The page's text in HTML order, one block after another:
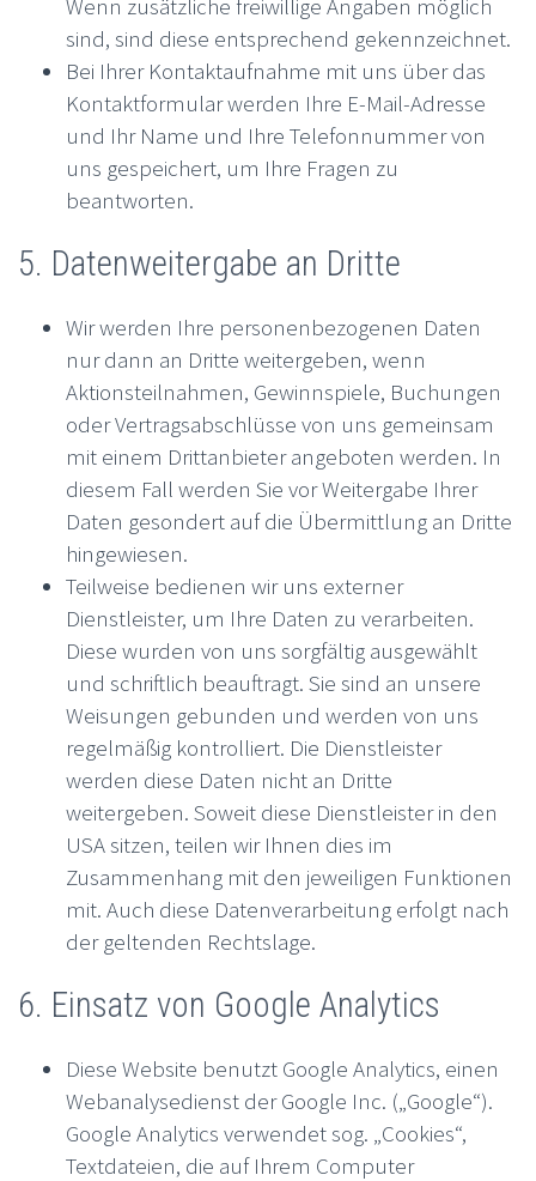
Wenn zusätzliche freiwillige Angaben möglich
sind, sind diese entsprechend gekennzeichnet.
Bei Ihrer Kontaktaufnahme mit uns über das
Kontaktformular werden Ihre E-Mail-Adresse
und Ihr Name und Ihre Telefonnummer von
uns gespeichert, um Ihre Fragen zu
beantworten.
5. Datenweitergabe an Dritte
Wir werden Ihre personenbezogenen Daten
nur dann an Dritte weitergeben, wenn
Aktionsteilnahmen, Gewinnspiele, Buchungen
oder Vertragsabschlüsse von uns gemeinsam
mit einem Drittanbieter angeboten werden. In
diesem Fall werden Sie vor Weitergabe Ihrer
Daten gesondert auf die Übermittlung an Dritte
hingewiesen.
Teilweise bedienen wir uns externer
Dienstleister, um Ihre Daten zu verarbeiten.
Diese wurden von uns sorgfältig ausgewählt
und schriftlich beauftragt. Sie sind an unsere
Weisungen gebunden und werden von uns
regelmäßig kontrolliert. Die Dienstleister
werden diese Daten nicht an Dritte
weitergeben. Soweit diese Dienstleister in den
USA sitzen, teilen wir Ihnen dies im
Zusammenhang mit den jeweiligen Funktionen
mit. Auch diese Datenverarbeitung erfolgt nach
der geltenden Rechtslage.
6. Einsatz von Google Analytics
Diese Website benutzt Google Analytics, einen
Webanalysedienst der Google Inc. („Google“).
Google Analytics verwendet sog. „Cookies“,
Textdateien, die auf Ihrem Computer